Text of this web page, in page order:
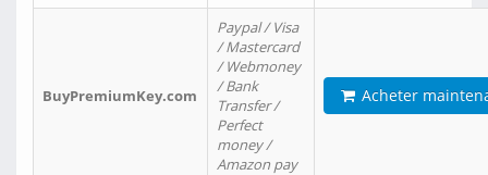
BuyPremiumKey.com
Paypal / Visa
/ Mastercard
/ Webmoney
/ Bank
Transfer /
Perfect
money /
Amazon pay
Acheter